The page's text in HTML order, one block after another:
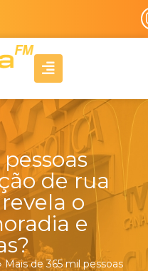
A
l
g
n
-
r
i
g
h
de rua
o
e
Mais de 365 mil pessoas